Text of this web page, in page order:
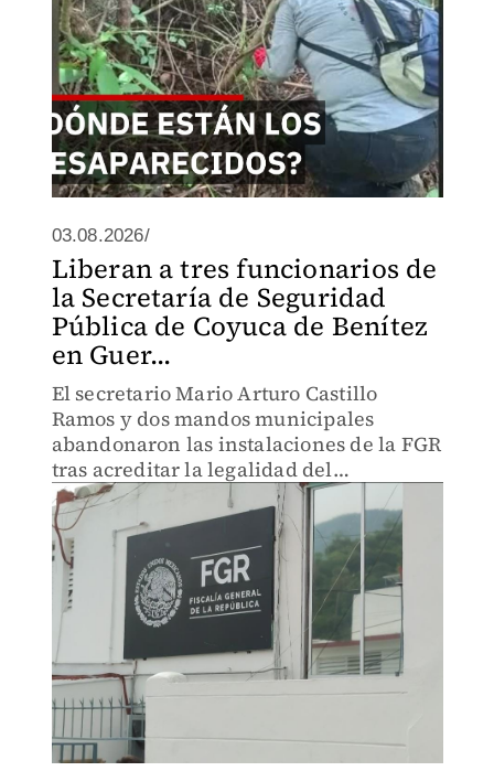
03.08.2026/
Liberan a tres funcionarios de
la Secretaría de Seguridad
Pública de Coyuca de Benítez
en Guer...
El secretario Mario Arturo Castillo
Ramos y dos mandos municipales
abandonaron las instalaciones de la FGR
tras acreditar la legalidad del
armamento de cargo.